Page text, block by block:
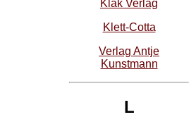
Klak Verlag
Klett-Cotta
Verlag Antje
Kunstmann
L